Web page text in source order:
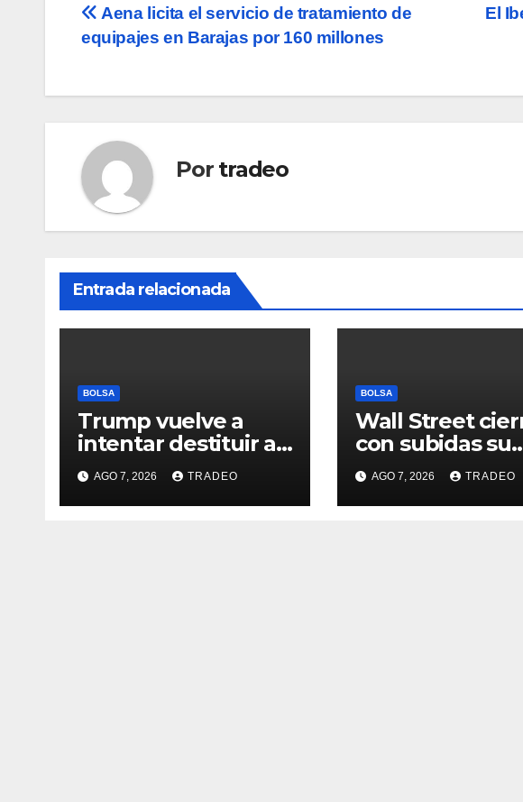
Navegación
de
entradas
El
Aena licita el servicio de tratamiento de
equipajes en Barajas por 160 millones
Por tradeo
Entrada relacionada
BOLSA
Trump vuelve a
intentar destituir a
Lisa Cook con
acusaciones de
fraude hipotecario
AGO 7, 2026 TRADEO
BOLSA
Wall Street
con subidas su
semana más
desde abril
AGO 7, 2026 TRADEO